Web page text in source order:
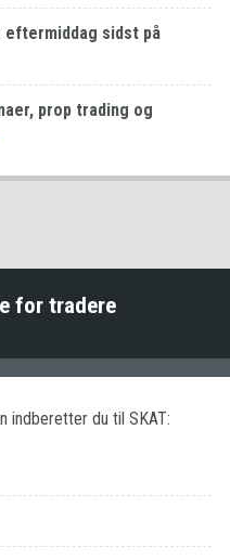
eftermiddag sidst på
prop trading og
for tradere
indberetter du til SKAT: